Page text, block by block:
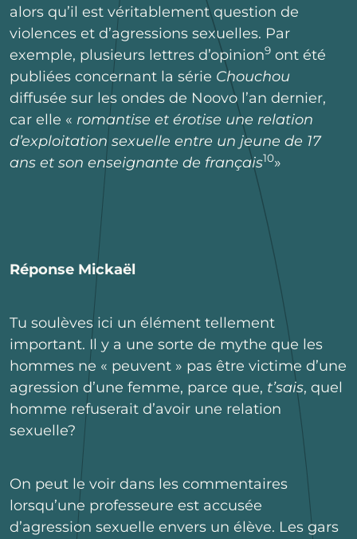
alors qu’il est véritablement question de
violences et d’agressions sexuelles. Par
exemple, plusieurs lettres d’opinion9 ont été
publiées concernant la série Chouchou
diffusée sur les ondes de Noovo l’an dernier,
car elle « romantise et érotise une relation
d’exploitation sexuelle entre un jeune de 17
ans et son enseignante de français10»
Réponse Mickaël
Tu soulèves ici un élément tellement
important. Il y a une sorte de mythe que les
hommes ne « peuvent » pas être victime d’une
agression d’une femme, parce que, t’sais, quel
homme refuserait d’avoir une relation
sexuelle?
On peut le voir dans les commentaires
lorsqu’une professeure est accusée
d’agression sexuelle envers un élève. Les gars